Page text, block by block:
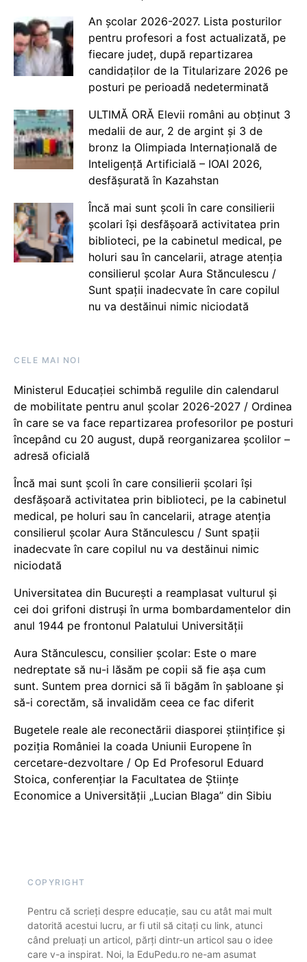
An școlar 2026-2027. Lista posturilor
pentru profesori a fost actualizată, pe
fiecare județ, după repartizarea
candidaților de la Titularizare 2026 pe
posturi pe perioadă nedeterminată
ULTIMĂ ORĂ Elevii români au obținut 3
medalii de aur, 2 de argint și 3 de
bronz la Olimpiada Internațională de
Inteligență Artificială – IOAI 2026,
desfășurată în Kazahstan
Încă mai sunt școli în care consilierii
școlari își desfășoară activitatea prin
biblioteci, pe la cabinetul medical, pe
holuri sau în cancelarii, atrage atenția
consilierul școlar Aura Stănculescu /
Sunt spații inadecvate în care copilul
nu va destăinui nimic niciodată
CELE MAI NOI
Ministerul Educației schimbă regulile din calendarul
de mobilitate pentru anul școlar 2026-2027 / Ordinea
în care se va face repartizarea profesorilor pe posturi
începând cu 20 august, după reorganizarea școlilor –
adresă oficială
Încă mai sunt școli în care consilierii școlari își
desfășoară activitatea prin biblioteci, pe la cabinetul
medical, pe holuri sau în cancelarii, atrage atenția
consilierul școlar Aura Stănculescu / Sunt spații
inadecvate în care copilul nu va destăinui nimic
niciodată
Universitatea din București a reamplasat vulturul și
cei doi grifoni distruși în urma bombardamentelor din
anul 1944 pe frontonul Palatului Universității
Aura Stănculescu, consilier școlar: Este o mare
nedreptate să nu-i lăsăm pe copii să fie așa cum
sunt. Suntem prea dornici să îi băgăm în șabloane și
să-i corectăm, să invalidăm ceea ce fac diferit
Bugetele reale ale reconectării diasporei științifice și
poziția României la coada Uniunii Europene în
cercetare-dezvoltare / Op Ed Profesorul Eduard
Stoica, conferențiar la Facultatea de Științe
Economice a Universității „Lucian Blaga” din Sibiu
COPYRIGHT
Pentru că scrieți despre educație, sau cu atât mai mult
datorită acestui lucru, ar fi util să citați cu link, atunci
când preluați un articol, părți dintr-un articol sau o idee
care v-a inspirat. Noi, la EduPedu.ro ne-am asumat